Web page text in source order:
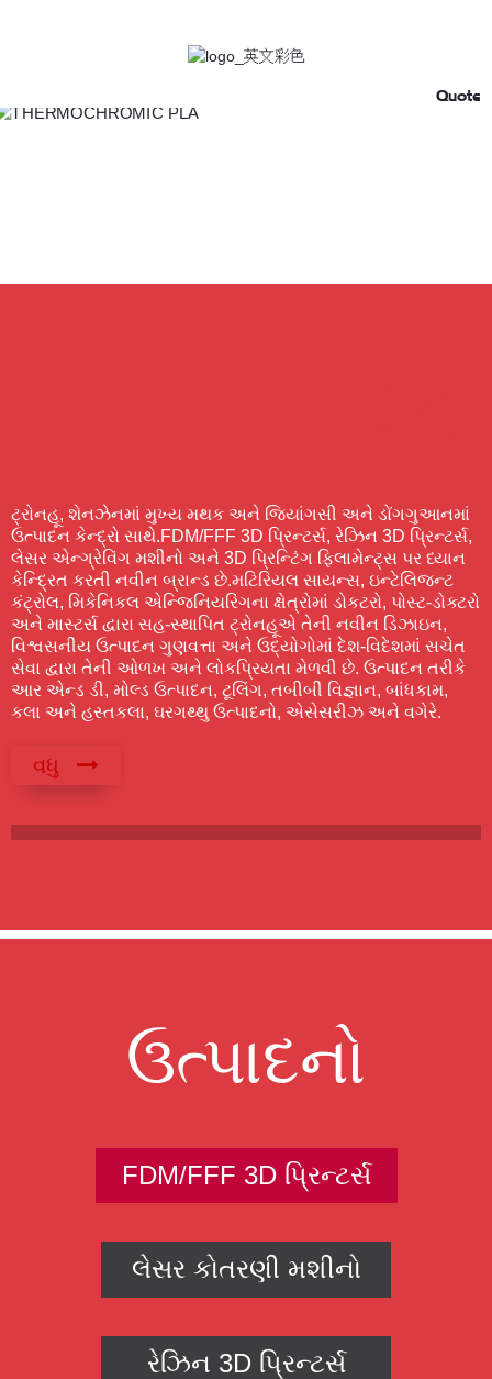
Quote
ટ્રોનહૂ, શેનઝેનમાં મુખ્ય મથક અને જિયાંગસી અને ડોંગગુઆનમાં
ઉત્પાદન કેન્દ્રો સાથે.FDM/FFF 3D પ્રિન્ટર્સ, રેઝિન 3D પ્રિન્ટર્સ,
લેસર એન્ગ્રેવિંગ મશીનો અને 3D પ્રિન્ટિંગ ફિલામેન્ટ્સ પર ધ્યાન
કેન્દ્રિત કરતી નવીન બ્રાન્ડ છે.મટિરિયલ સાયન્સ, ઇન્ટેલિજન્ટ
કંટ્રોલ, મિકેનિકલ એન્જિનિયરિંગના ક્ષેત્રોમાં ડોકટરો, પોસ્ટ-ડોક્ટરો
અને માસ્ટર્સ દ્વારા સહ-સ્થાપિત ટ્રોનહૂએ તેની નવીન ડિઝાઇન,
વિશ્વસનીય ઉત્પાદન ગુણવત્તા અને ઉદ્યોગોમાં દેશ-વિદેશમાં સચેત
સેવા દ્વારા તેની ઓળખ અને લોકપ્રિયતા મેળવી છે. ઉત્પાદન તરીકે
આર એન્ડ ડી, મોલ્ડ ઉત્પાદન, ટૂલિંગ, તબીબી વિજ્ઞાન, બાંધકામ,
કલા અને હસ્તકલા, ઘરગથ્થુ ઉત્પાદનો, એસેસરીઝ અને વગેરે.
વધુ
ઉત્પાદનો
FDM/FFF 3D પ્રિન્ટર્સ
લેસર કોતરણી મશીનો
રેઝિન 3D પ્રિન્ટર્સ